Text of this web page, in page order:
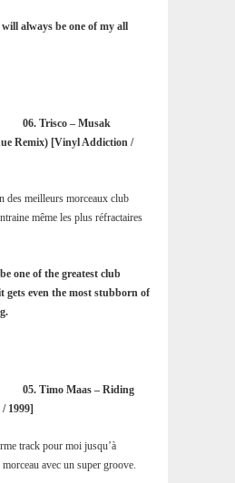
always be one of my all
06. Trisco – Musak
Remix) [Vinyl Addiction /
des meilleurs morceaux club
même les plus réfractaires
one of the greatest club
gets even the most stubborn of
05. Timo Maas – Riding
1999]
track pour moi jusqu’à
avec un super groove.